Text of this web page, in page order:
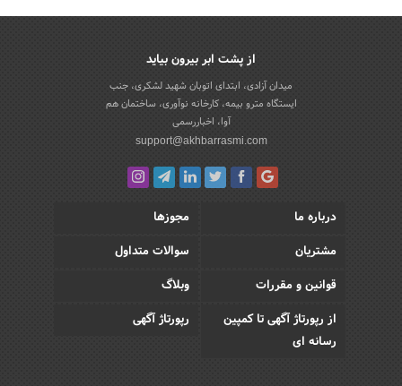
از پشت ابر بیرون بیاید
میدان آزادی، ابتدای اتوبان شهید لشکری، جنب
ایستگاه مترو بیمه، کارخانه نوآوری، ساختمان هم
آوا، اخباررسمی
support@akhbarrasmi.com
درباره ما
مجوزها
مشتریان
سوالات متداول
قوانین و مقررات
وبلاگ
از رپورتاژ آگهی تا کمپین
رسانه ای
رپورتاژ آگهی